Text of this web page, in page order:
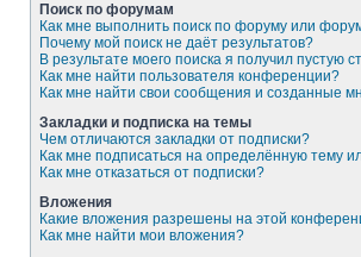
Поиск по форумам
Как мне выполнить поиск по форуму или
Почему мой поиск не даёт результатов?
В результате моего поиска я получил пустую
Как мне найти пользователя конференции?
Как мне найти свои сообщения и созданные
Закладки и подписка на темы
Чем отличаются закладки от подписки?
Как мне подписаться на определённую тему
Как мне отказаться от подписки?
Вложения
Какие вложения разрешены на этой
Как мне найти мои вложения?